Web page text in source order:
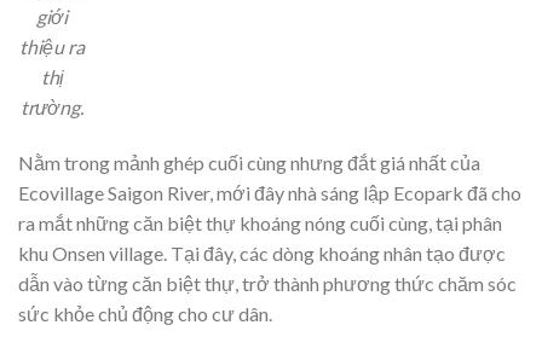
giới
thiệu ra
thị
trường.
Nằm trong mảnh ghép cuối cùng nhưng đắt giá nhất của
Ecovillage Saigon River, mới đây nhà sáng lập Ecopark đã cho
ra mắt những căn biệt thự khoáng nóng cuối cùng, tại phân
khu Onsen village. Tại đây, các dòng khoáng nhân tạo được
dẫn vào từng căn biệt thự, trở thành phương thức chăm sóc
sức khỏe chủ động cho cư dân.